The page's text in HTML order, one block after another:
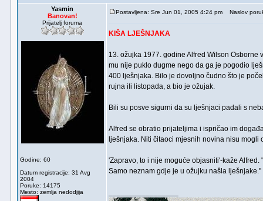
Yasmin
Banovan!
Prijatelj foruma
Godine: 60
Datum registracije: 31 Avg
2004
Poruke: 14175
Mesto: zemlja nedodjija
Postavljena: Sre Jun 01, 2005 4:24 pm Naslov
KIŠA LJEŠNJAKA
13. ožujka 1977. godine Alfred Wilson
mu nije puklo dugme nego da ga je pogodio
400 lješnjaka. Bilo je dovoljno čudno što je
rujna ili listopada, a bio je ožujak.
Bili su posve sigurni da su lješnjaci padali s
Alfred se obratio prijateljima i ispričao im
lješnjaka. Niti čitaoci mjesnih novina nisu mogli
'Zapravo, to i nije moguće objasniti'-kaže
Samo neznam gdje je u ožujku našla lješnjake."